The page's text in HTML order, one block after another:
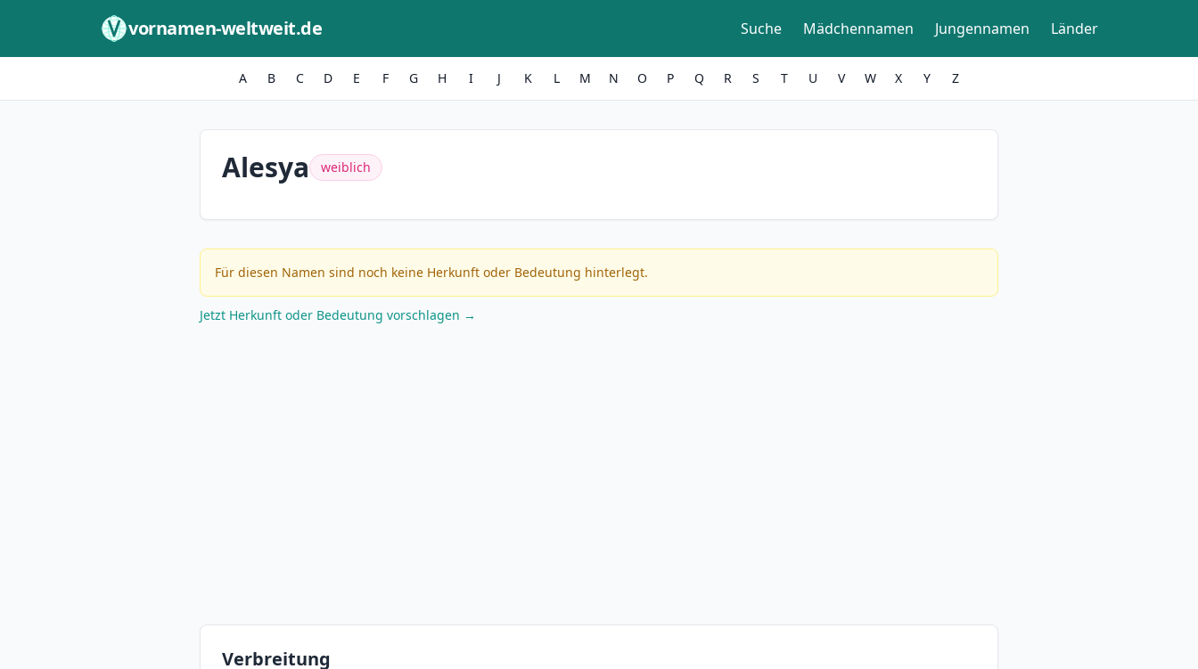
vornamen-weltweit.de Suche Mädchennamen Jungennamen Länder
A B C D E F G H I J K L M N O P Q R S T U V W X Y Z
Alesya weiblich
Für diesen Namen sind noch keine Herkunft oder Bedeutung hinterlegt.
Jetzt Herkunft oder Bedeutung vorschlagen →
Verbreitung